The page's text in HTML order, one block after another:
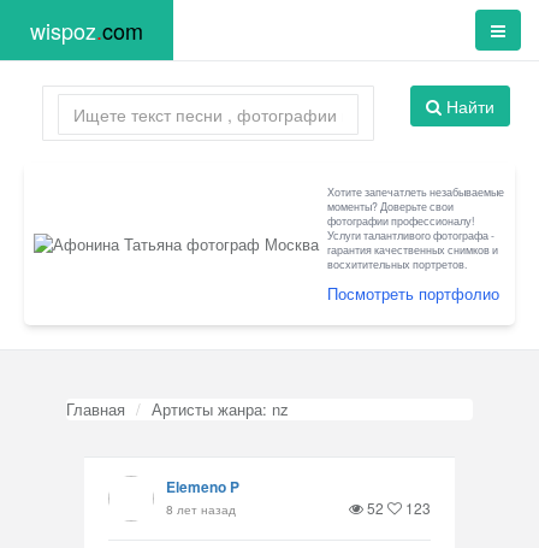
wispoz.com
Найти
Хотите запечатлеть незабываемые
моменты? Доверьте свои
фотографии профессионалу!
Услуги талантливого фотографа -
гарантия качественных снимков и
восхитительных портретов.
Посмотреть портфолио
Главная Артисты жанра: nz
Elemeno P
8 лет назад 52 123